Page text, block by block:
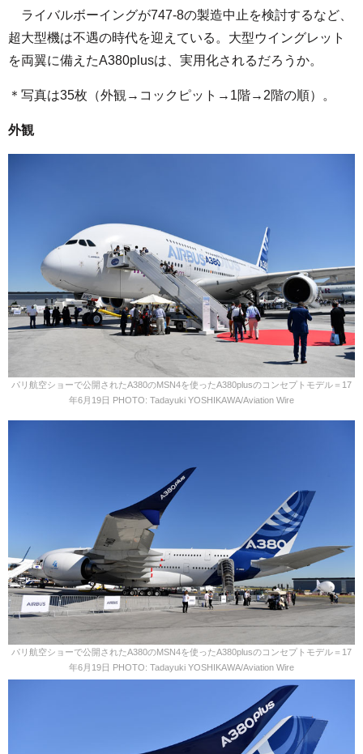
ライバルボーイングが747-8の製造中止を検討するなど、
超大型機は不遇の時代を迎えている。大型ウイングレット
を両翼に備えたA380plusは、実用化されるだろうか。
＊写真は35枚（外観→コックピット→1階→2階の順）。
外観
パリ航空ショーで公開されたA380のMSN4を使ったA380plusのコンセプトモデル＝17
年6月19日 PHOTO: Tadayuki YOSHIKAWA/Aviation Wire
パリ航空ショーで公開されたA380のMSN4を使ったA380plusのコンセプトモデル＝17
年6月19日 PHOTO: Tadayuki YOSHIKAWA/Aviation Wire